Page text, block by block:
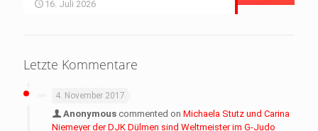
16. Juli 2026
Letzte Kommentare
4. November 2017
Anonymous commented on Michaela Stutz und Carina
Niemeyer der DJK Dülmen sind Weltmeister im G-Judo